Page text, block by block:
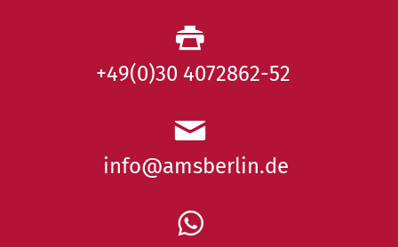
+49(0)30 4072862-52
info@amsberlin.de